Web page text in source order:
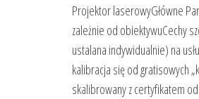
Projektor laserowyGłówne
zależnie od obiektywuCechy
ustalana indywidualnie) na
kalibracja się od gratisowych
skalibrowany z certyfikatem